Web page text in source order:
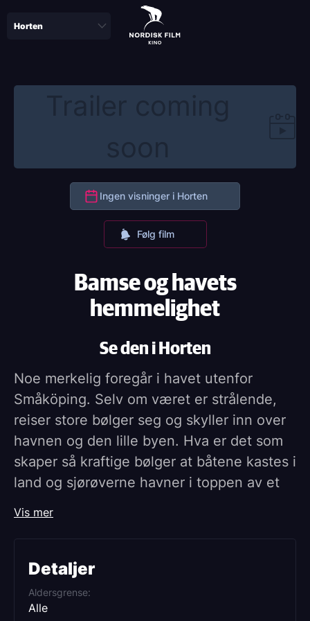
Detaljer
Aldersgrense
Alle
Ingen visninger i Horten
Følg film
Bamse og havets
hemmelighet
Se den i Horten
Noe merkelig foregår i havet utenfor
Småköping. Selv om været er strålende,
reiser store bølger seg og skyller inn over
havnen og den lille byen. Hva er det som
skaper så kraftige bølger at båtene kastes i
land og sjørøverne havner i toppen av et
bra – lyden skjærer i ørene, og ingen
synes det høres pent ut. Alle bare ler. Aldri
har Mini Hopp følt seg så alene som når
Vis mer